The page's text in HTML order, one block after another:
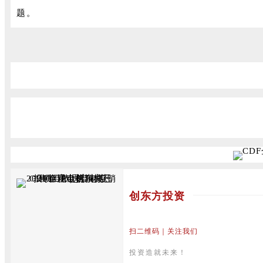
题。
创东方投资
扫二维码｜关注我们
投资造就未来！